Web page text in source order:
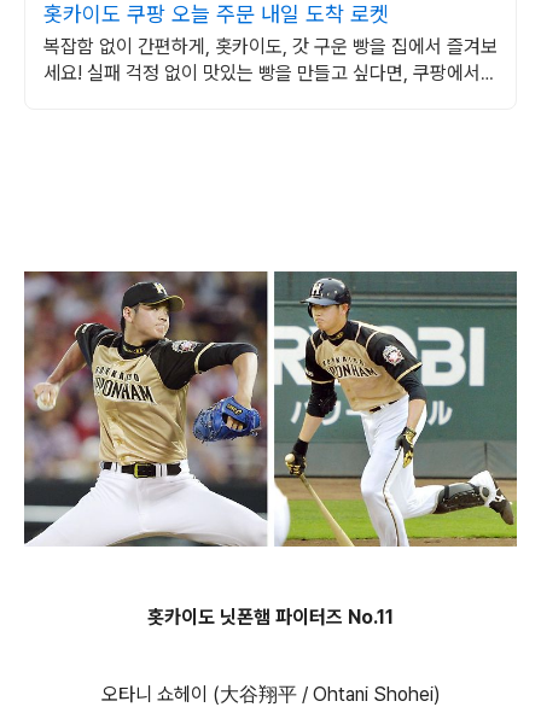
홋카이도 쿠팡 오늘 주문 내일 도착 로켓
복잡함 없이 간편하게, 홋카이도, 갓 구운 빵을 집에서 즐겨보
세요! 실패 걱정 없이 맛있는 빵을 만들고 싶다면, 쿠팡에서
홋카이도 닛폰햄 파이터즈 No.11
오타니 쇼헤이 (大谷翔平 / Ohtani Shohei)